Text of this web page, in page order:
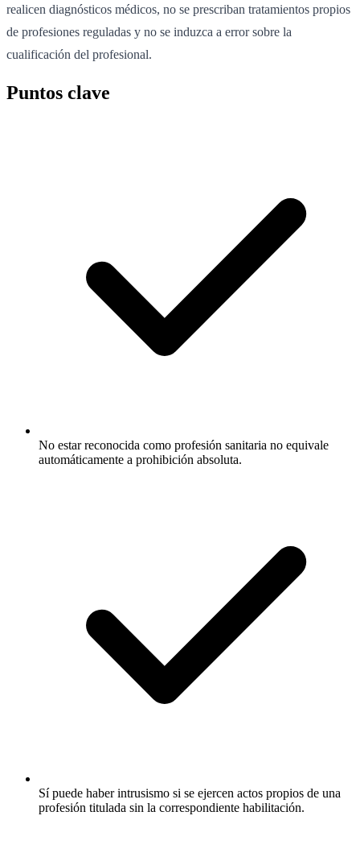
realicen diagnósticos médicos, no se prescriban tratamientos propios
de profesiones reguladas y no se induzca a error sobre la
cualificación del profesional.
Puntos clave
No estar reconocida como profesión sanitaria no equivale
automáticamente a prohibición absoluta.
Sí puede haber intrusismo si se ejercen actos propios de una
profesión titulada sin la correspondiente habilitación.